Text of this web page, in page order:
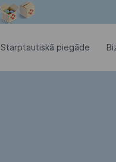
Starptautiskā piegāde